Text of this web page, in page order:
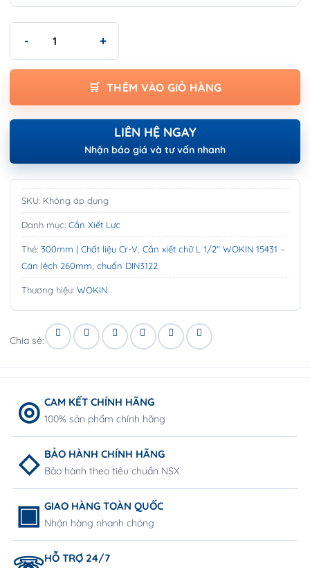
THÊM VÀO GIỎ HÀNG
LIÊN HỆ NGAY
Nhận báo giá và tư vấn nhanh
SKU: Không áp dụng
Danh mục: Cần Xiết Lực
Thẻ: 300mm | Chất liệu Cr-V Cần xiết chữ L 1/2″ WOKIN 15431 –
Cán lệch 260mm chuẩn DIN3122
Thương hiệu: WOKIN
Chia sẻ:
CAM KẾT CHÍNH HÃNG
100% sản phẩm chính hãng
BẢO HÀNH CHÍNH HÃNG
Bảo hành theo tiêu chuẩn NSX
GIAO HÀNG TOÀN QUỐC
Nhận hàng nhanh chóng
HỖ TRỢ 24/7